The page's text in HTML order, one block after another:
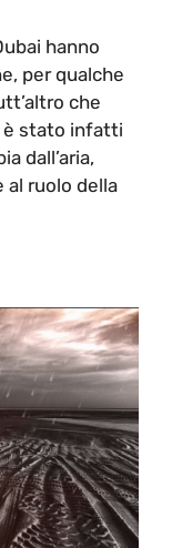
hanno
per qualche
che
è stato infatti
dall’aria,
al ruolo della